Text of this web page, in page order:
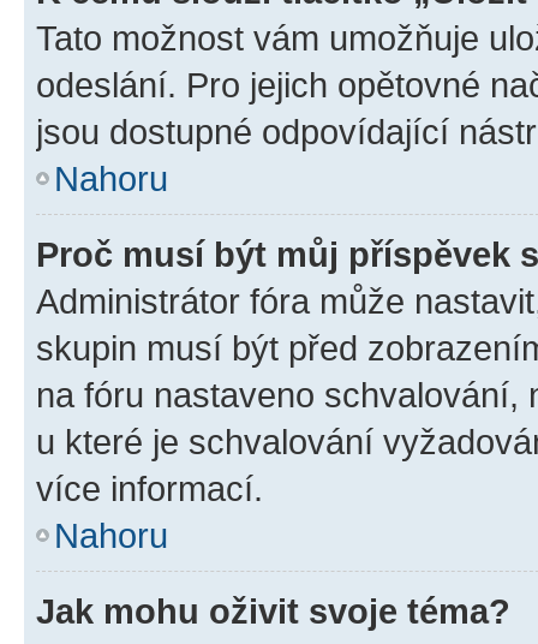
Tato možnost vám umožňuje
odeslání. Pro jejich opětovné
jsou dostupné odpovídající
Nahoru
Proč musí být můj příspěvek
Administrátor fóra může
skupin musí být před
na fóru nastaveno schvalování,
u které je schvalování
více informací.
Nahoru
Jak mohu oživit svoje téma?